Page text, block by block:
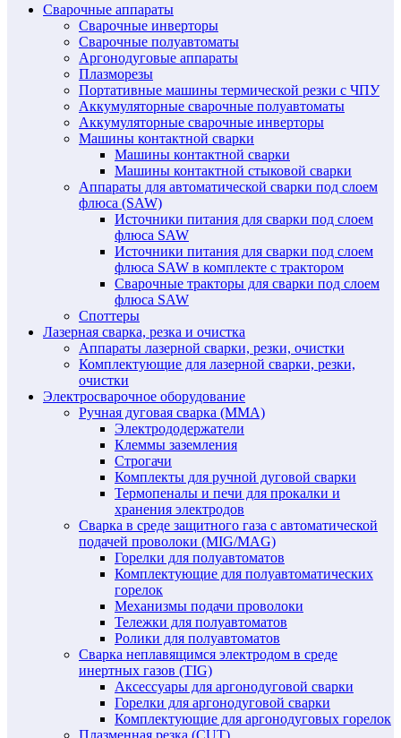
Сварочные аппараты
Сварочные инверторы
Сварочные полуавтоматы
Аргонодуговые аппараты
Плазморезы
Портативные машины термической резки с ЧПУ
Аккумуляторные сварочные полуавтоматы
Аккумуляторные сварочные инверторы
Машины контактной сварки
Машины контактной сварки
Машины контактной стыковой сварки
Аппараты для автоматической сварки под слоем
флюса (SAW)
Источники питания для сварки под слоем
флюса SAW
Источники питания для сварки под слоем
флюса SAW в комплекте с трактором
Сварочные тракторы для сварки под слоем
флюса SAW
Споттеры
Лазерная сварка, резка и очистка
Аппараты лазерной сварки, резки, очистки
Комплектующие для лазерной сварки, резки,
очистки
Электросварочное оборудование
Ручная дуговая сварка (MMA)
Электрододержатели
Клеммы заземления
Строгачи
Комплекты для ручной дуговой сварки
Термопеналы и печи для прокалки и
хранения электродов
Сварка в среде защитного газа с автоматической
подачей проволоки (MIG/MAG)
Горелки для полуавтоматов
Комплектующие для полуавтоматических
горелок
Механизмы подачи проволоки
Тележки для полуавтоматов
Ролики для полуавтоматов
Сварка неплавящимся электродом в среде
инертных газов (TIG)
Аксессуары для аргонодуговой сварки
Горелки для аргонодуговой сварки
Комплектующие для аргонодуговых горелок
Плазменная резка (CUT)